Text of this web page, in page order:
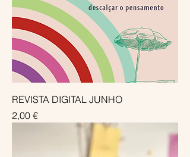
REVISTA DIGITAL JUNHO
Preço
2,00 €